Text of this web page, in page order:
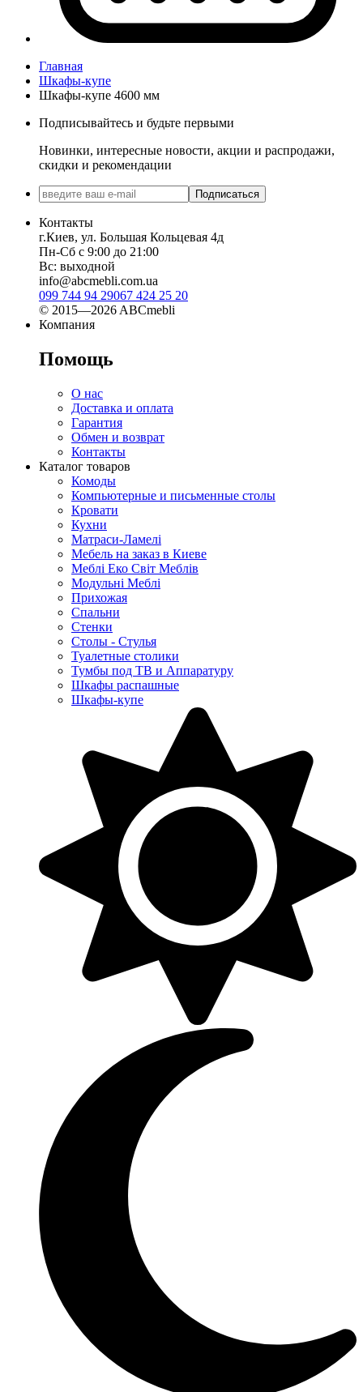
Главная
Шкафы-купе
Шкафы-купе 4600 мм
Подписывайтесь и будьте первыми
Новинки, интересные новости, акции и распродажи,
скидки и рекомендации
Подписаться
Контакты
г.Киев, ул. Большая Кольцевая 4д
Пн-Сб с 9:00 до 21:00
Вс: выходной
info@abcmebli.com.ua
099 744 94 29067 424 25 20
© 2015—2026 ABCmebli
Компания
Помощь
О нас
Доставка и оплата
Гарантия
Обмен и возврат
Контакты
Каталог товаров
Комоды
Компьютерные и письменные столы
Кровати
Кухни
Матраси-Ламелі
Мебель на заказ в Киеве
Меблі Еко Світ Меблів
Модульні Меблі
Прихожая
Спальни
Стенки
Столы - Стулья
Туалетные столики
Тумбы под ТВ и Аппаратуру
Шкафы распашные
Шкафы-купе